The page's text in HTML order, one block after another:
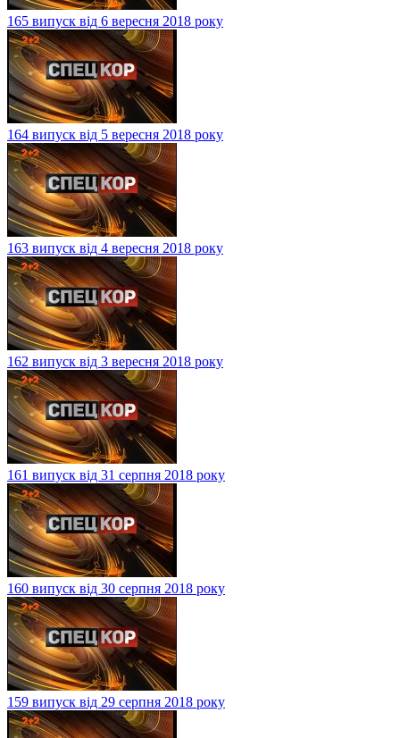
165 випуск від 6 вересня 2018 року
164 випуск від 5 вересня 2018 року
163 випуск від 4 вересня 2018 року
162 випуск від 3 вересня 2018 року
161 випуск від 31 серпня 2018 року
160 випуск від 30 серпня 2018 року
159 випуск від 29 серпня 2018 року